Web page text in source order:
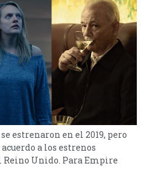
estrenaron en el 2019, pero
a los estrenos
Reino Unido. Para Empire
películas del 2020: 10- Jojo
Griffin Davis) es un